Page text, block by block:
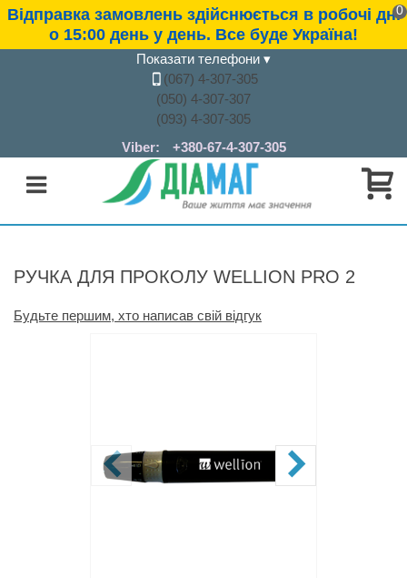
Відправка замовлень здійснюється в робочі дні
о 15:00 день у день. Все буде Україна!
Показати телефони ▾
(067) 4-307-305
(050) 4-307-307
(093) 4-307-305
Viber:
+380-67-4-307-305
0
РУЧКА ДЛЯ ПРОКОЛУ WELLION PRO 2
Будьте першим, хто написав свій відгук